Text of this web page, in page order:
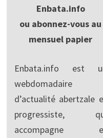
Enbata.info
ou abonnez-vous au
mensuel papier
Enbata.info est
webdomadaire
d’actualité abertzale
progressiste,
accompagne